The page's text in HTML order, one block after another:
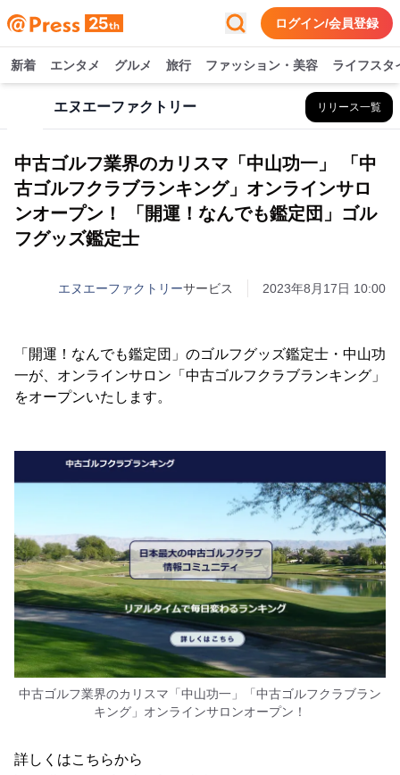
ログイン/会員登録
新着 エンタメ グルメ 旅行 ファッション・美容 ライフスタ
エヌエーファクトリー リリース一覧
中古ゴルフ業界のカリスマ「中山功一」 「中
古ゴルフクラブランキング」オンラインサロ
ンオープン！ 「開運！なんでも鑑定団」ゴル
フグッズ鑑定士
エヌエーファクトリーサービス 2023年8月17日 10:00
「開運！なんでも鑑定団」のゴルフグッズ鑑定士・中山功
一が、オンラインサロン「中古ゴルフクラブランキング」
をオープンいたします。
中古ゴルフ業界のカリスマ「中山功一」「中古ゴルフクラブラン
キング」オンラインサロンオープン！
詳しくはこちらから